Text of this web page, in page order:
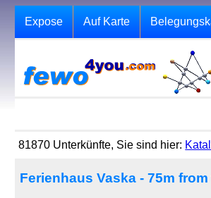
Expose Auf Karte
81870 Unterkünfte, Sie sind hier:
Ferienhaus Vaska - 75m